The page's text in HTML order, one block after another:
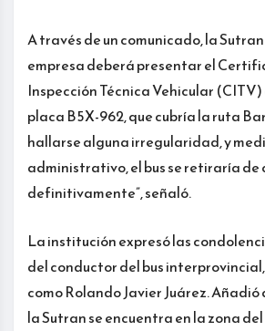
A través de un comunicado, la
empresa deberá presentar el
Inspección Técnica Vehicular
placa B5X-962, que cubría la ruta
hallarse alguna irregularidad, y
administrativo, el bus se retiraría de
definitivamente”, señaló.
La institución expresó las
del conductor del bus
como Rolando Javier Juárez. Añadió
la Sutran se encuentra en la zona